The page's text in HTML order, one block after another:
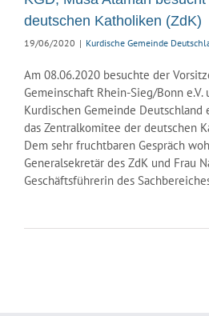
Nachrichten
deutschen Katholiken (ZdK)
19/06/2020 | Kurdische Gemeinde
Am 08.06.2020 besuchte der
Gemeinschaft Rhein-Sieg/Bonn
Kurdischen Gemeinde Deutschland
das Zentralkomitee der deutschen
Dem sehr fruchtbaren Gespräch
Generalsekretär des ZdK und Frau
Geschäftsführerin des